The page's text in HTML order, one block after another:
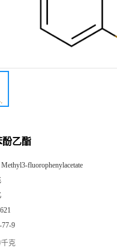
酚乙酯
Methyl3-fluorophenylacetate
77-9
千克